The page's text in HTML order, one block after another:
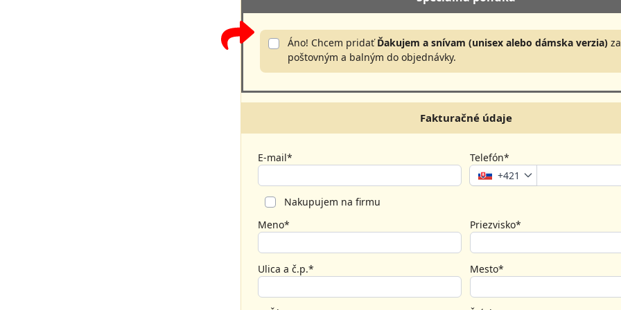
Áno! Chcem pridaťĎakujem a snívam (unisex alebo dámska verzia)
poštovným a balným do objednávky.
Fakturačné údaje
E-mail*
Telefón*
+421
Nakupujem na firmu
Meno*
Priezvisko*
Ulica a č.p.* Mesto*